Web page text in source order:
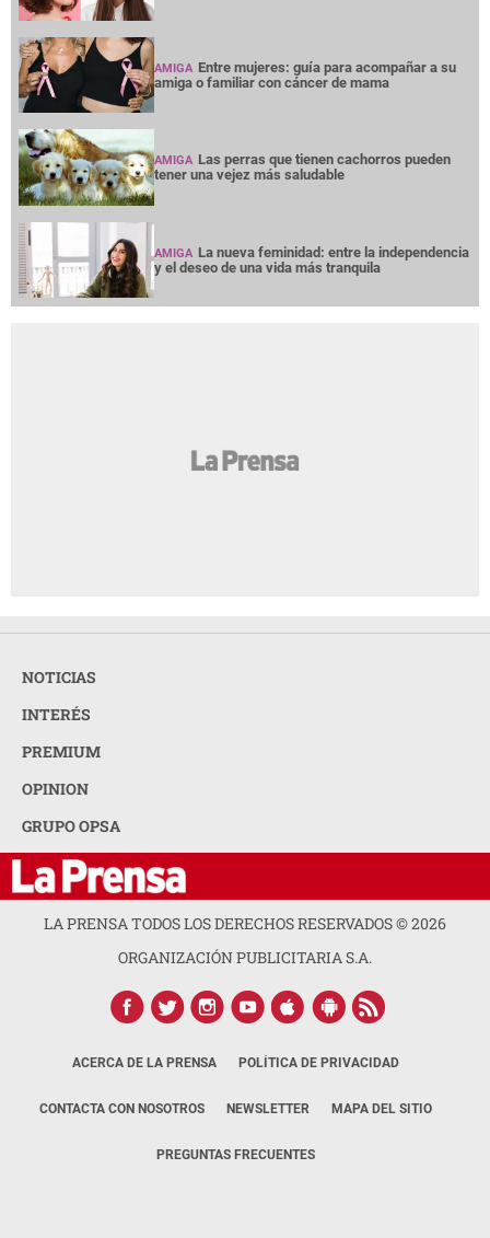
AMIGA Entre mujeres: guía para acompañar a su
amiga o familiar con cáncer de mama
AMIGA Las perras que tienen cachorros pueden
tener una vejez más saludable
AMIGA La nueva feminidad: entre la independencia
y el deseo de una vida más tranquila
NOTICIAS
INTERÉS
PREMIUM
OPINION
GRUPO OPSA
LA PRENSA TODOS LOS DERECHOS RESERVADOS ©2026
ORGANIZACIÓN PUBLICITARIA S.A.
ACERCA DE LA PRENSA POLÍTICA DE PRIVACIDAD
CONTACTA CON NOSOTROS NEWSLETTER MAPA DEL SITIO
PREGUNTAS FRECUENTES